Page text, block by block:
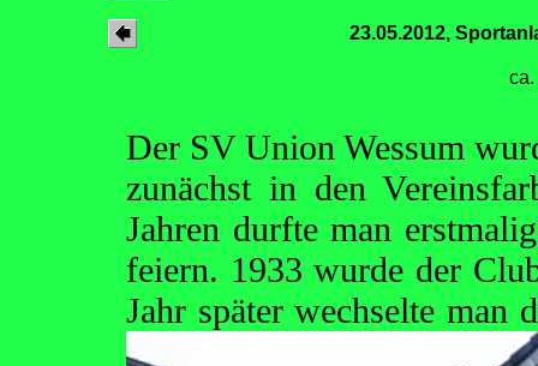
23.05.2012,
Der SV Union Wessum
zunächst in den
Jahren durfte man
feiern. 1933 wurde der
Jahr später wechselte man